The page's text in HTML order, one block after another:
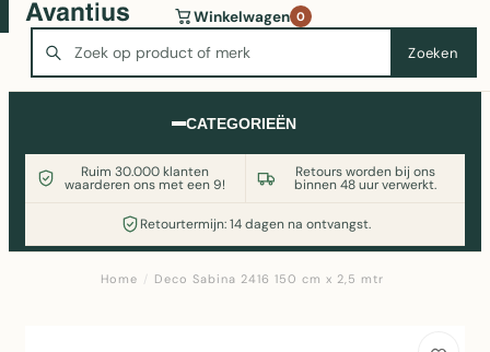
Zoeken
Winkelwagen 0
CATEGORIEËN
Ruim 30.000 klanten
waarderen ons met een 9!
Retours worden bij ons
binnen 48 uur verwerkt.
Retourtermijn: 14 dagen na ontvangst.
Wasmachine of koelkast nodig? Vergelijk alle prijzen op
Witgoedaanbod.nl
Home / Deco Sabina 2416 150 cm x 2,5 mtr